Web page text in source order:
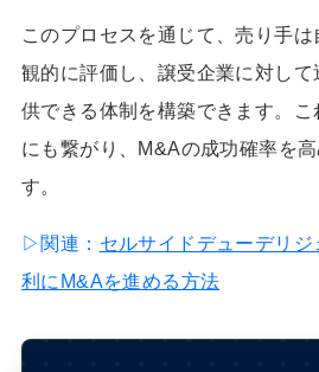
このプロセスを通じて、売り手
観的に評価し、譲受企業に対し
供できる体制を構築できます。
にも繋がり、M&Aの成功確率を
す。
▷関連： セルサイドデューデリ
利にM&Aを進める方法